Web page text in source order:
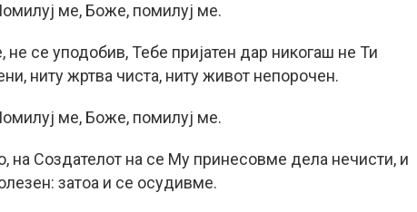
ме, Боже, помилуј ме.
се уподобив, Тебе пријатен дар никогаш не Ти
ниту жртва чиста, ниту живот непорочен.
ме, Боже, помилуј ме.
на Создателот на се Му принесовме дела нечисти, и
затоа и се осудивме.